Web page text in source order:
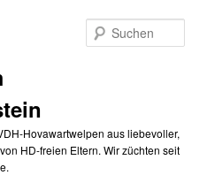
Hovawartwelpen aus liebevoller,
HD-freien Eltern. Wir züchten seit